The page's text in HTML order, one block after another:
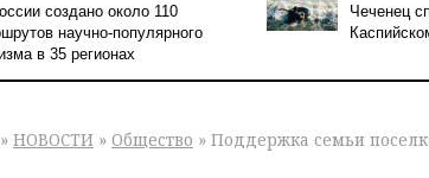
создано около 110
научно-популярного
в 35 регионах
Чеченец
» НОВОСТИ » Общество » Поддержка семьи